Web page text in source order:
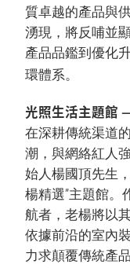
質卓越的產品與
湧現，將反哺並
產品品鑑到優化
環體系。
光照生活主題館
在深耕傳統渠道
潮，與網絡紅人
始人楊國頂先生
楊精選”主題館。
航者，老楊將以
依據前沿的室內
力求顛覆傳統產